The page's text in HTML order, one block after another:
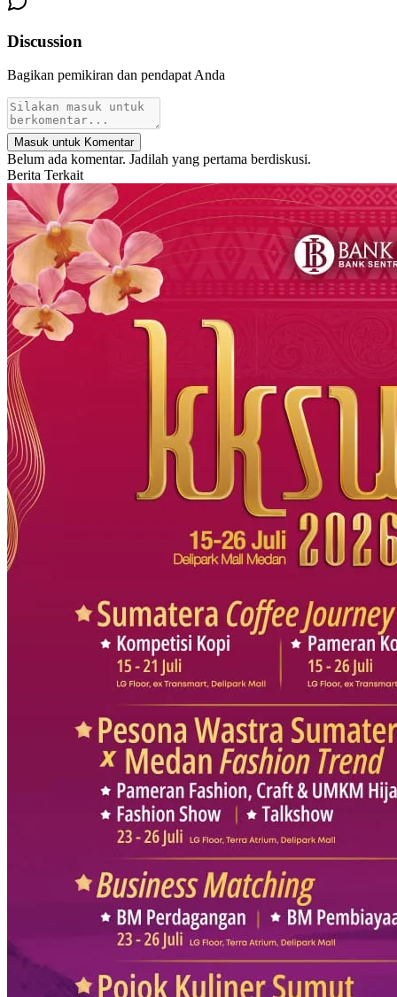
Discussion
Bagikan pemikiran dan pendapat Anda
Masuk untuk Komentar
Belum ada komentar. Jadilah yang pertama berdiskusi.
Berita Terkait